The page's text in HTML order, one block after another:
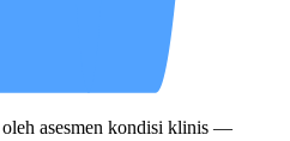
oleh asesmen kondisi klinis —